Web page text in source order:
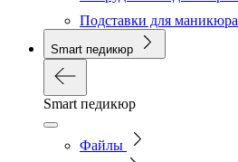
Подставки для маникюра
Smart педикюр
Smart педикюр
Файлы